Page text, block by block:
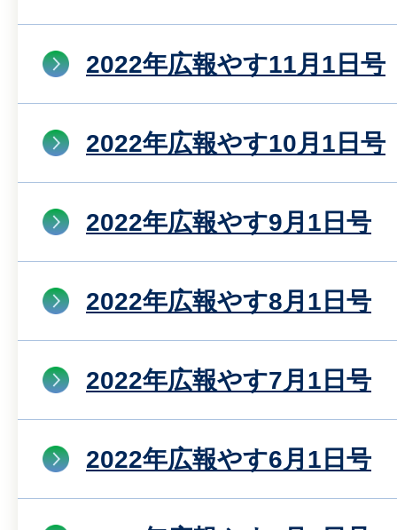
2022年広報やす11月1日号
2022年広報やす10月1日号
2022年広報やす9月1日号
2022年広報やす8月1日号
2022年広報やす7月1日号
2022年広報やす6月1日号